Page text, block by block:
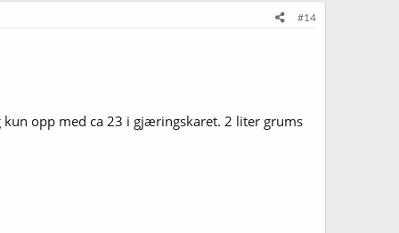
#14
opp med ca 23 i gjæringskaret. 2 liter grums